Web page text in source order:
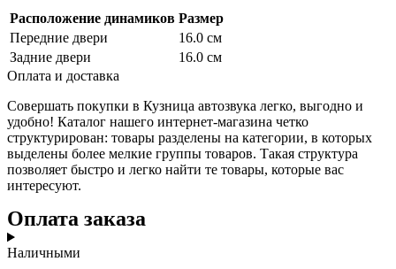
Расположение динамиков Размер
Передние двери
16.0 см
Задние двери
16.0 см
Оплата и доставка
Совершать покупки в Кузница автозвука легко, выгодно и
удобно! Каталог нашего интернет-магазина четко
структурирован: товары разделены на категории, в которых
выделены более мелкие группы товаров. Такая структура
позволяет быстро и легко найти те товары, которые вас
интересуют.
Оплата заказа
Наличными